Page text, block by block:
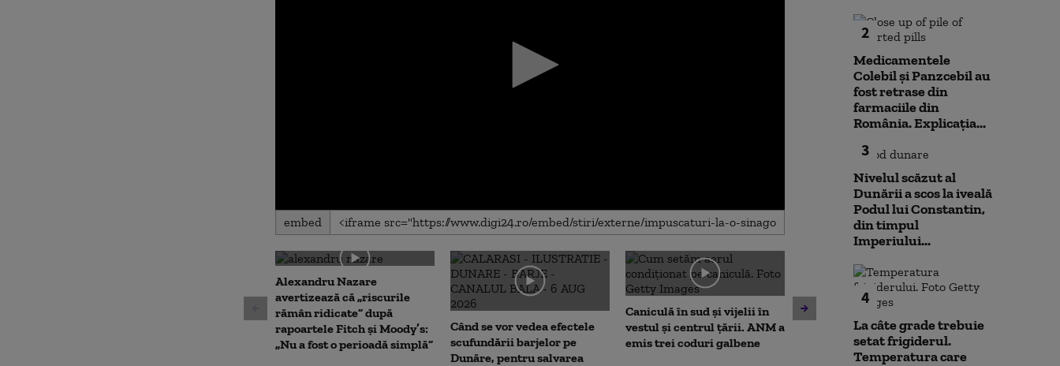
0
seconds
0
secondsVolume
90%
embed
Alexandru Nazare
avertizează că „riscurile
rămân ridicate” după
rapoartele Fitch și Moody’s:
„Nu a fost o perioadă simplă”
Când se vor vedea efectele
scufundării barjelor pe
Dunăre, pentru salvarea
Caniculă în sud și vijelii în
vestul și centrul țării. ANM a
emis trei coduri galbene
Moody's menține ratingul de
țară al României, cu
perspectivă negativă.
Alexandru Nazare: E un
răgaz, nu motiv de relaxare
la diminuarea
2
Medicamentele
Colebil și Panzcebil au
fost retrase din
farmaciile din
România. Explicația...
3
Nivelul scăzut al
Dunării a scos la iveală
Podul lui Constantin,
din timpul
Imperiului...
4
La câte grade trebuie
setat frigiderul.
Temperatura care